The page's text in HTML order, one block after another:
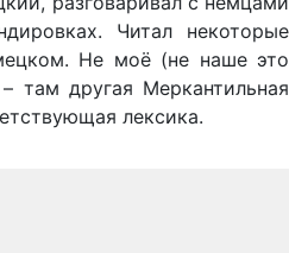
Читал некоторые
Не моё (не наше это
там другая Меркантильная
лексика.